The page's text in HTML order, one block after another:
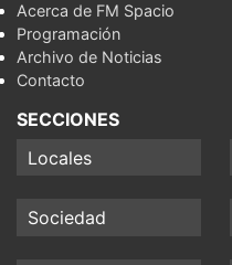
Acerca de FM Spacio
Programación
Archivo de Noticias
Contacto
SECCIONES
Locales
Sociedad